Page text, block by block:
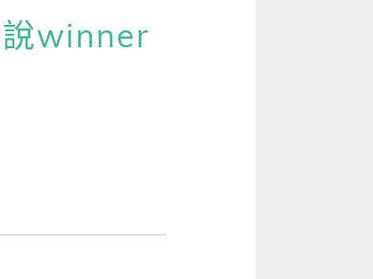
單字·俚語·用法
、sensor 等實用新聞英文
說winner